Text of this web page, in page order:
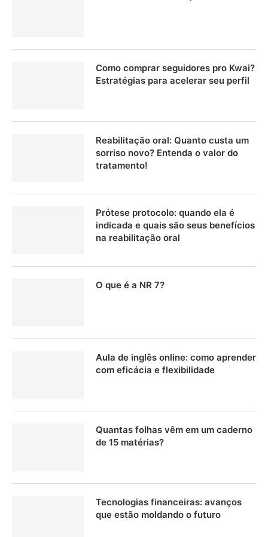
Como comprar seguidores pro Kwai?
Estratégias para acelerar seu perfil
Reabilitação oral: Quanto custa um
sorriso novo? Entenda o valor do
tratamento!
Prótese protocolo: quando ela é
indicada e quais são seus benefícios
na reabilitação oral
O que é a NR 7?
Aula de inglês online: como aprender
com eficácia e flexibilidade
Quantas folhas vêm em um caderno
de 15 matérias?
Tecnologias financeiras: avanços
que estão moldando o futuro